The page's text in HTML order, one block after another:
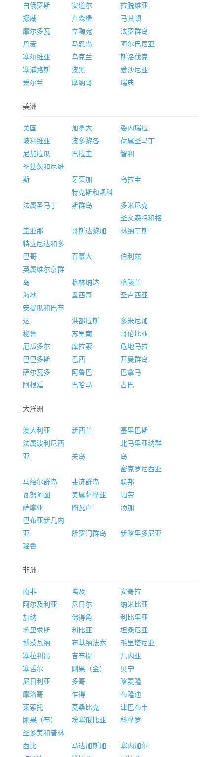
白俄罗斯
安道尔
拉脱维亚
挪威
卢森堡
马其顿
摩尔多瓦
立陶宛
法罗群岛
丹麦
马恩岛
阿尔巴尼亚
塞尔维亚
乌克兰
斯洛伐克
塞浦路斯
波黑
爱沙尼亚
爱尔兰
摩纳哥 瑞典
美洲
美国 加拿大
委内瑞拉
玻利维亚
波多黎各
荷属圣马丁
尼加拉瓜
巴拉圭
智利
圣基茨和尼维
斯
牙买加 乌拉圭
法属圣马丁
特克斯和凯科
斯群岛
多米尼克
圭亚那 哥斯达黎加
圣文森特和格
林纳丁斯
特立尼达和多
巴哥
百慕大
伯利兹
英属维尔京群
岛
格林纳达
格陵兰
海地
墨西哥
圣卢西亚
安提瓜和巴布
达
洪都拉斯
多米尼加
秘鲁
苏里南
哥伦比亚
厄瓜多尔
库拉索
危地马拉
巴巴多斯
巴西
开曼群岛
萨尔瓦多
阿鲁巴
巴拿马
阿根廷
巴哈马 古巴
大洋洲
澳大利亚 新西兰
基里巴斯
法属波利尼西
亚
关岛
北马里亚纳群
岛
马绍尔群岛 斐济群岛
密克罗尼西亚
联邦
瓦努阿图
美属萨摩亚
帕劳
萨摩亚
图瓦卢
汤加
巴布亚新几内
亚
所罗门群岛
新喀里多尼亚
瑙鲁
非洲
南非 埃及
安哥拉
阿尔及利亚
尼日尔
纳米比亚
加纳
佛得角
利比里亚
毛里求斯
利比亚
坦桑尼亚
博茨瓦纳
布基纳法索
毛里塔尼亚
塞拉利昂
吉布提
几内亚
塞舌尔
刚果（金）
贝宁
尼日利亚
多哥
喀麦隆
摩洛哥
乍得
布隆迪
莱索托
莫桑比克
津巴布韦
刚果（布）
埃塞俄比亚
科摩罗
圣多美和普林
西比
马达加斯加
塞内加尔